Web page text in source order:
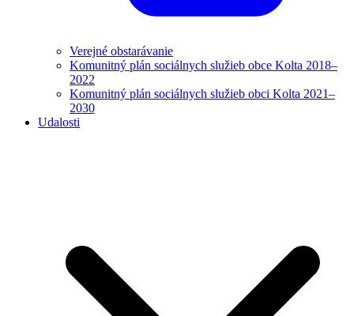
Verejné obstarávanie
Komunitný plán sociálnych služieb obce Kolta 2018–
2022
Komunitný plán sociálnych služieb obci Kolta 2021–
2030
Udalosti